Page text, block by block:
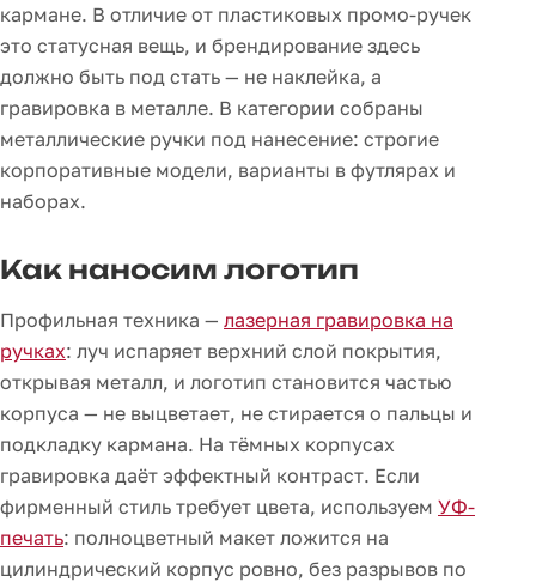
кармане. В отличие от пластиковых промо-ручек
это статусная вещь, и брендирование здесь
должно быть под стать — не наклейка, а
гравировка в металле. В категории собраны
металлические ручки под нанесение: строгие
корпоративные модели, варианты в футлярах и
наборах.
Как наносим логотип
Профильная техника — лазерная гравировка на
ручках: луч испаряет верхний слой покрытия,
открывая металл, и логотип становится частью
корпуса — не выцветает, не стирается о пальцы и
подкладку кармана. На тёмных корпусах
гравировка даёт эффектный контраст. Если
фирменный стиль требует цвета, используем УФ-
печать: полноцветный макет ложится на
цилиндрический корпус ровно, без разрывов по